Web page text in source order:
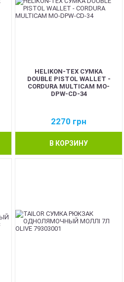
HELIKON-TEX СУМКА
DOUBLE PISTOL WALLET -
CORDURA MULTICAM MO-
DPW-CD-34
2270 грн
В КОРЗИНУ